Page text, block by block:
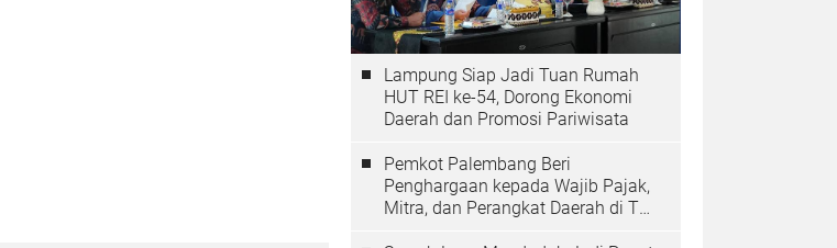
Lampung Siap Jadi Tuan Rumah
HUT REI ke-54, Dorong Ekonomi
Daerah dan Promosi Pariwisata
Pemkot Palembang Beri
Penghargaan kepada Wajib Pajak,
Mitra, dan Perangkat Daerah di The